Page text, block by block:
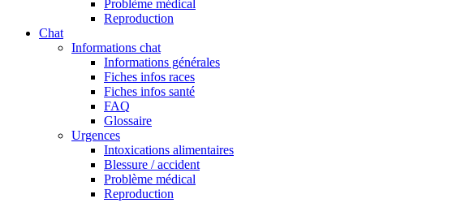
Problème médical
Reproduction
Chat
Informations chat
Informations générales
Fiches infos races
Fiches infos santé
FAQ
Glossaire
Urgences
Intoxications alimentaires
Blessure / accident
Problème médical
Reproduction